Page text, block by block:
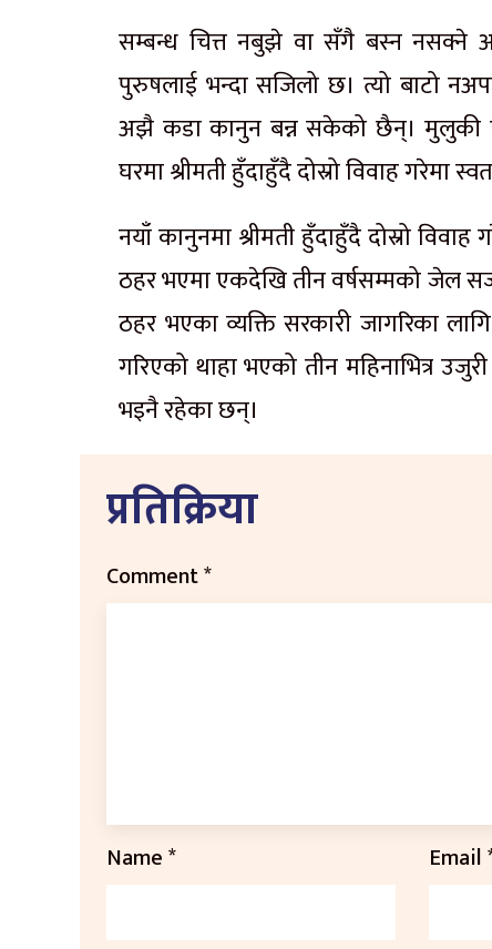
सम्बन्ध चित्त नबुझे वा सँगै बस्न नसक्ने
पुरुषलाई भन्दा सजिलो छ। त्यो बाटो
अझै कडा कानुन बन्न सकेको छैन्। मुलुकी
घरमा श्रीमती हुँदाहुँदै दोस्रो विवाह गरेमा
नयाँ कानुनमा श्रीमती हुँदाहुँदै दोस्रो
ठहर भएमा एकदेखि तीन वर्षसम्मको जेल
ठहर भएका व्यक्ति सरकारी जागरिका
गरिएको थाहा भएको तीन महिनाभित्र
भइनै रहेका छन्।
प्रतिक्रिया
Comment*
Name* Email